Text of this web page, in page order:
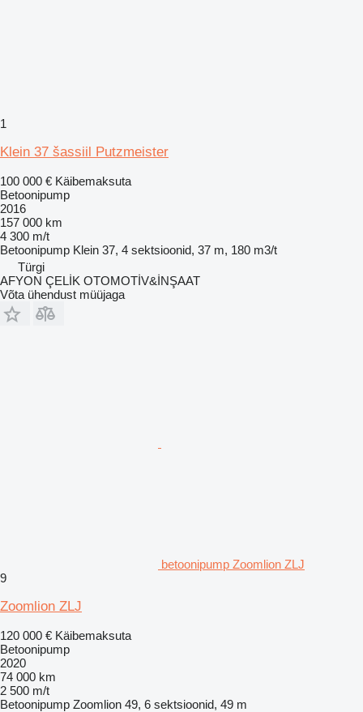
1
Klein 37 šassiil Putzmeister
100 000 € Käibemaksuta
Betoonipump
2016
157 000 km
4 300 m/t
Betoonipump Klein 37, 4 sektsioonid, 37 m, 180 m3/t
Türgi
AFYON ÇELİK OTOMOTİV&İNŞAAT
Võta ühendust müüjaga
betoonipump Zoomlion ZLJ
9
Zoomlion ZLJ
120 000 € Käibemaksuta
Betoonipump
2020
74 000 km
2 500 m/t
Betoonipump Zoomlion 49, 6 sektsioonid, 49 m